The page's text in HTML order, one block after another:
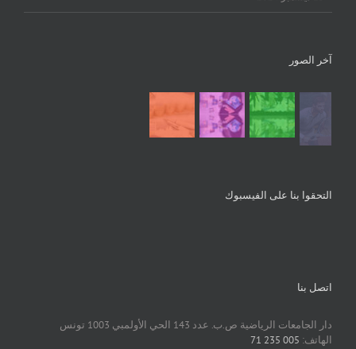
آخر الصور
التحقوا بنا على الفيسبوك
اتصل بنا
دار الجامعات الرياضية ص.ب. عدد 143 الحي الأولمبي 1003 تونس
الهاتف: 005 235 71